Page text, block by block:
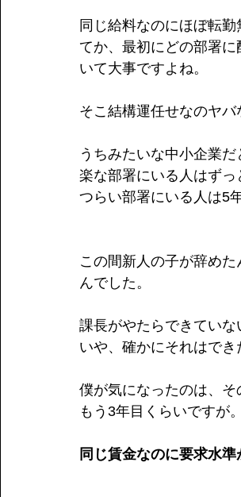
同じ給料なのにほぼ転勤
てか、最初にどの部署
いて大事ですよね。
そこ結構運任せなのヤバ
うちみたいな中小企業
楽な部署にいる人はずっ
つらい部署にいる人は5
この間新人の子が辞め
んでした。
課長がやたらできていな
いや、確かにそれはでき
僕が気になったのは、そ
もう3年目くらいですが。
同じ賃金なのに要求水準